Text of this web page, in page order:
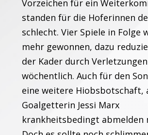
Vorzeichen für ein
standen für die Hoferinnen
schlecht. Vier Spiele in Folge
mehr gewonnen, dazu
der Kader durch Verletzungen
wöchentlich. Auch für den
eine weitere Hiobsbotschaft,
Goalgetterin Jessi Marx
krankheitsbedingt abmelden